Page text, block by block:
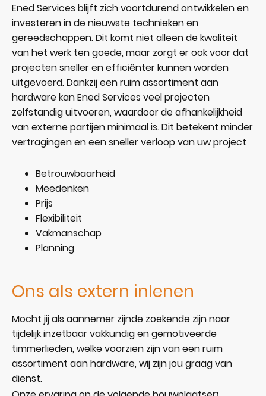
Ened Services blijft zich voortdurend ontwikkelen en
investeren in de nieuwste technieken en
gereedschappen. Dit komt niet alleen de kwaliteit
van het werk ten goede, maar zorgt er ook voor dat
projecten sneller en efficiënter kunnen worden
uitgevoerd. Dankzij een ruim assortiment aan
hardware kan Ened Services veel projecten
zelfstandig uitvoeren, waardoor de afhankelijkheid
van externe partijen minimaal is. Dit betekent minder
vertragingen en een sneller verloop van uw project
Betrouwbaarheid
Meedenken
Prijs
Flexibiliteit
Vakmanschap
Planning
Ons als extern inlenen
Mocht jij als aannemer zijnde zoekende zijn naar
tijdelijk inzetbaar vakkundig en gemotiveerde
timmerlieden, welke voorzien zijn van een ruim
assortiment aan hardware, wij zijn jou graag van
dienst.